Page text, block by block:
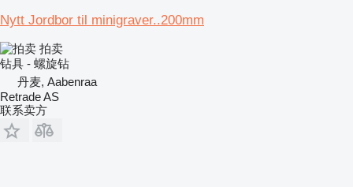
Nytt Jordbor til minigraver..200mm
拍卖
钻具 - 螺旋钻
丹麦, Aabenraa
Retrade AS
联系卖方